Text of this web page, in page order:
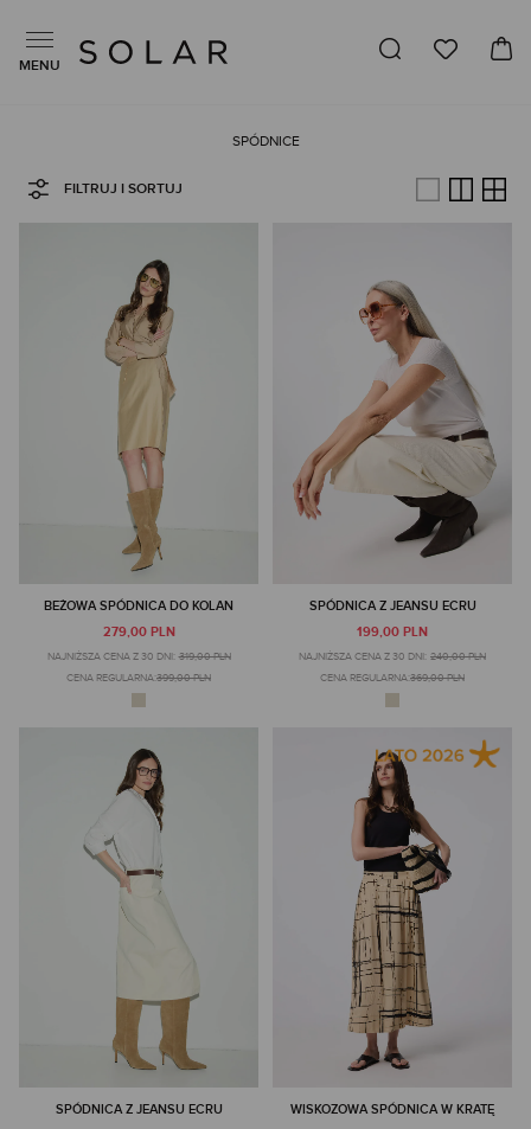
MENU
SPÓDNICE
FILTRUJ I SORTUJ
BEŻOWA SPÓDNICA DO KOLAN
279,00 PLN
NAJNIŻSZA CENA Z 30 DNI: 319,00 PLN
CENA REGULARNA:399,00 PLN
SPÓDNICA Z JEANSU ECRU
199,00 PLN
NAJNIŻSZA CENA Z 30 DNI: 240,00 PLN
CENA REGULARNA:369,00 PLN
SPÓDNICA Z JEANSU ECRU
WISKOZOWA SPÓDNICA W KRATĘ